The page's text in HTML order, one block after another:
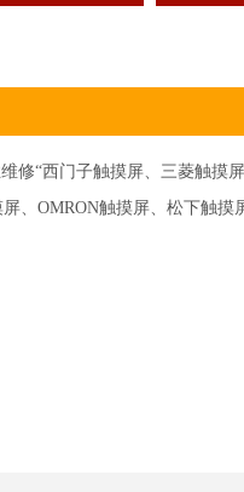
“西门子触摸屏、三菱触摸
、OMRON触摸屏、松下触摸